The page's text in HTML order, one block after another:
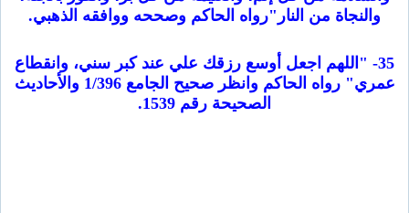
والنجاة من النار"رواه الحاكم وصححه ووافقه الذهبي.
35- "اللهم اجعل أوسع رزقك علي عند كبر سني، وانقطاع
عمري" رواه الحاكم وانظر صحيح الجامع 1/396 والأحاديث
الصحيحة رقم 1539.